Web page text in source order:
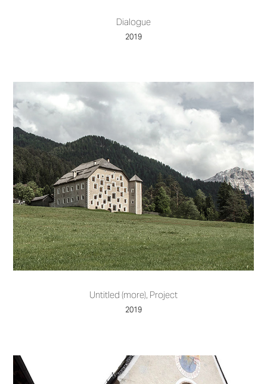
Dialogue
2019
Untitled (more), Project
2019